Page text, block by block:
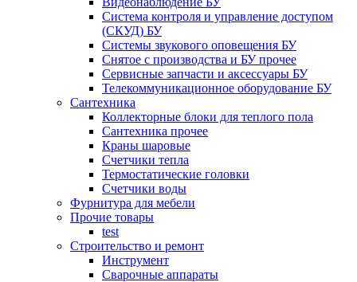
Система контроля и управление доступом
(СКУД) БУ
Системы звукового оповещения БУ
Снятое с производства и БУ прочее
Сервисные запчасти и аксессуары БУ
Телекоммуникационное оборудование БУ
Сантехника
Коллекторные блоки для теплого пола
Сантехника прочее
Краны шаровые
Счетчики тепла
Термоcтатические головки
Счетчики воды
Фурнитура для мебели
Прочие товары
test
Строительство и ремонт
Инструмент
Сварочные аппараты